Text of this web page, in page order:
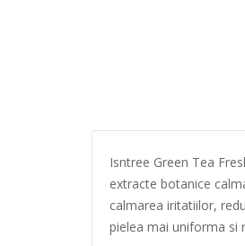
Isntree Green Tea
extracte botanice
calmarea iritatiilor,
pielea mai uniforma si